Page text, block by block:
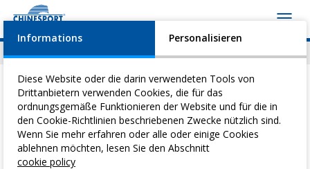
News Geschehen Video Download
Sie befinden sich hier:Home>Heilgymnastik>Psychomotorische
üBungsgeräTe> Holzstab - 90 Cm
Informations Personalisieren
Diese Website oder die darin verwendeten Tools von
Drittanbietern verwenden Cookies, die für das
ordnungsgemäße Funktionieren der Website und für die in
den Cookie-Richtlinien beschriebenen Zwecke nützlich sind.
Wenn Sie mehr erfahren oder alle oder einige Cookies
ablehnen möchten, lesen Sie den Abschnitt
cookie policy